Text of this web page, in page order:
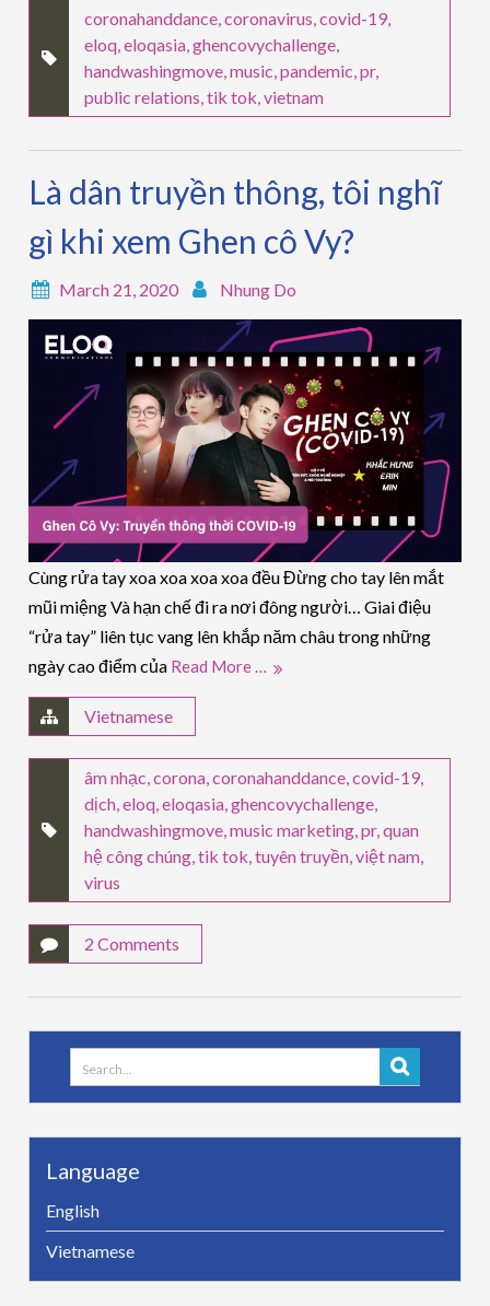
coronahanddance ,coronavirus ,covid-19
eloq ,eloqasia ,ghencovychallenge
handwashingmove ,music ,pandemic ,pr,
public relations ,tik tok ,vietnam
Là dân truyền thông, tôi nghĩ
gì khi xem Ghen cô Vy?
March 21, 2020 Nhung Do
Cùng rửa tay xoa xoa xoa xoa đều Đừng cho tay lên mắt
mũi miệng Và hạn chế đi ra nơi đông người… Giai điệu
“rửa tay” liên tục vang lên khắp năm châu trong những
ngày cao điểm của Read More …
Vietnamese
âm nhạc,corona,coronahanddance,covid-19,
dịch,eloq,eloqasia,ghencovychallenge,
handwashingmove,music marketing,pr,quan
hệ công chúng,tik tok,tuyên truyền,việt nam,
virus
2 Comments
Search
for:
Language
English
Vietnamese